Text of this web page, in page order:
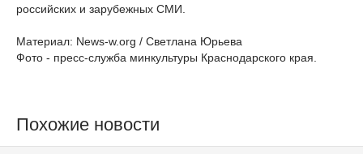
российских и зарубежных СМИ.
Материал: News-w.org / Светлана Юрьева
Фото - пресс-служба минкультуры Краснодарского края.
Похожие новости